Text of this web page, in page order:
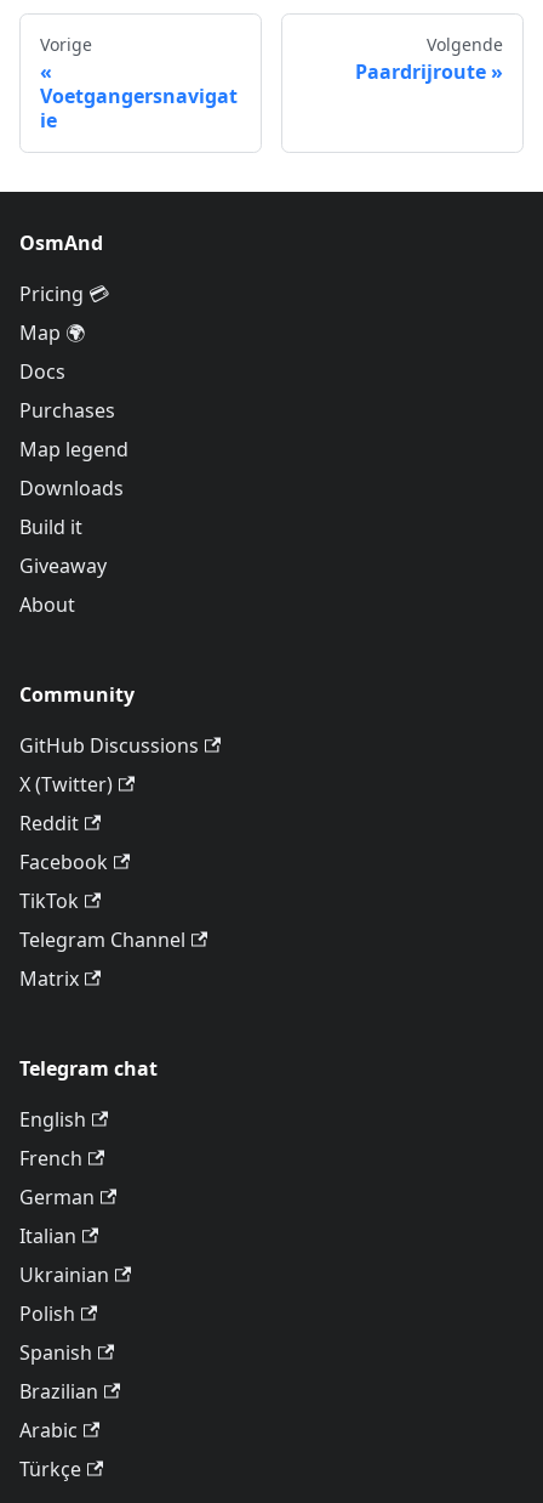
Vorige
Voetgangersnavigat
ie
Volgende
Paardrijroute
OsmAnd
Pricing 💳
Map 🌍
Docs
Purchases
Map legend
Downloads
Build it
Giveaway
About
Community
GitHub Discussions
X (Twitter)
Reddit
Facebook
TikTok
Telegram Channel
Matrix
Telegram chat
English
French
German
Italian
Ukrainian
Polish
Spanish
Brazilian
Arabic
Türkçe